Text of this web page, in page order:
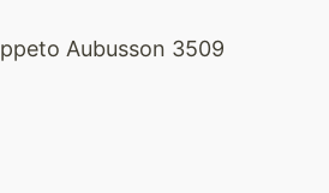
Aubusson 3509